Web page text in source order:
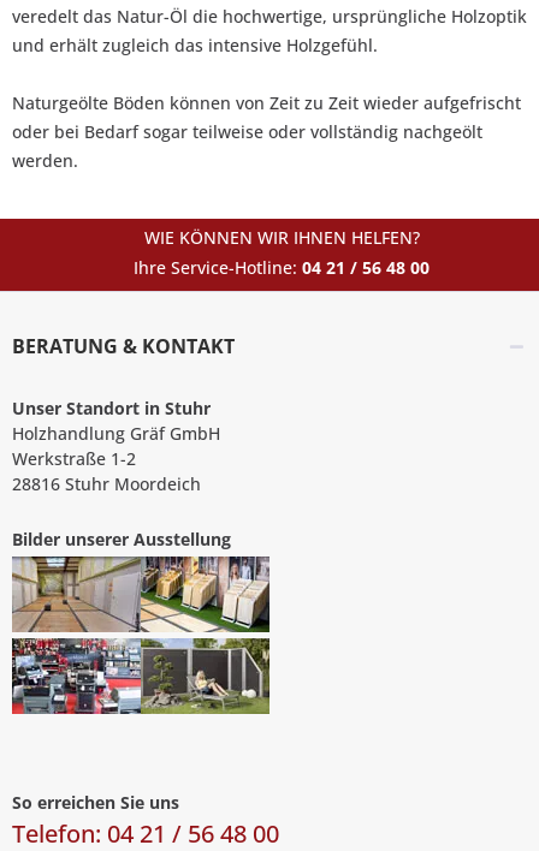
veredelt das Natur-Öl die hochwertige, ursprüngliche Holzoptik
und erhält zugleich das intensive Holzgefühl.
Naturgeölte Böden können von Zeit zu Zeit wieder aufgefrischt
oder bei Bedarf sogar teilweise oder vollständig nachgeölt
werden.
WIE KÖNNEN WIR IHNEN HELFEN?
Ihre Service-Hotline: 04 21 / 56 48 00
BERATUNG & KONTAKT
Unser Standort in Stuhr
Holzhandlung Gräf GmbH
Werkstraße 1-2
28816 Stuhr Moordeich
Bilder unserer Ausstellung
So erreichen Sie uns
Telefon: 04 21 / 56 48 00